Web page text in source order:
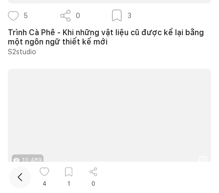
5 0 3
Trình Cà Phê - Khi những vật liệu cũ được kể lại bằng
một ngôn ngữ thiết kế mới
S2studio
10.489
4 1 0